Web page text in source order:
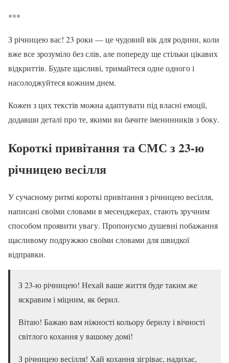
***
З річницею вас! 23 роки — це чудовий вік для родини, коли
вже все зрозуміло без слів, але попереду ще стільки цікавих
відкриттів. Будьте щасливі, тримайтеся одне одного і
насолоджуйтеся кожним днем.
Кожен з цих текстів можна адаптувати під власні емоції,
додавши деталі про те, якими ви бачите іменинників з боку.
Короткі привітання та СМС з 23-ю
річницею весілля
У сучасному ритмі короткі привітання з річницею весілля,
написані своїми словами в месенджерах, стають зручним
способом проявити увагу. Пропонуємо душевні побажання
щасливому подружжю своїми словами для швидкої
відправки.
З 23-ю річницею! Нехай ваше життя буде таким же
яскравим і міцним, як берил.
Вітаю! Бажаю вам ніжності кольору берилу і вічності
світлого кохання у вашому домі!
З річницею весілля! Хай кохання зігріває, надихає,